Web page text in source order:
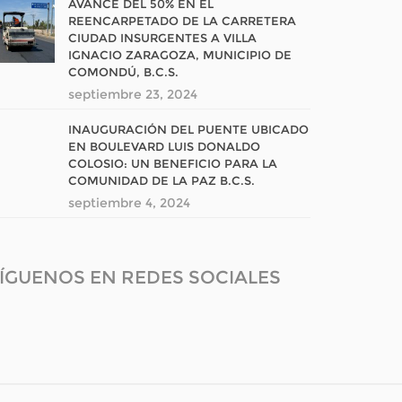
AVANCE DEL 50% EN EL
REENCARPETADO DE LA CARRETERA
CIUDAD INSURGENTES A VILLA
IGNACIO ZARAGOZA, MUNICIPIO DE
COMONDÚ, B.C.S.
septiembre 23, 2024
INAUGURACIÓN DEL PUENTE UBICADO
EN BOULEVARD LUIS DONALDO
COLOSIO: UN BENEFICIO PARA LA
COMUNIDAD DE LA PAZ B.C.S.
septiembre 4, 2024
EN REDES SOCIALES